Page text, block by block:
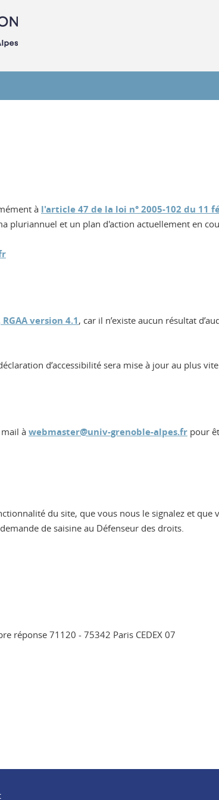
à l'article 47 de la loi n° 2005-102 du 11
pluriannuel et un plan d'action actuellement en
version 4.1, car il n’existe aucun résultat
d’accessibilité sera mise à jour au plus
à webmaster@univ-grenoble-alpes.fr pour
du site, que vous nous le signalez et que
de saisine au Défenseur des droits.
réponse 71120 - 75342 Paris CEDEX 07